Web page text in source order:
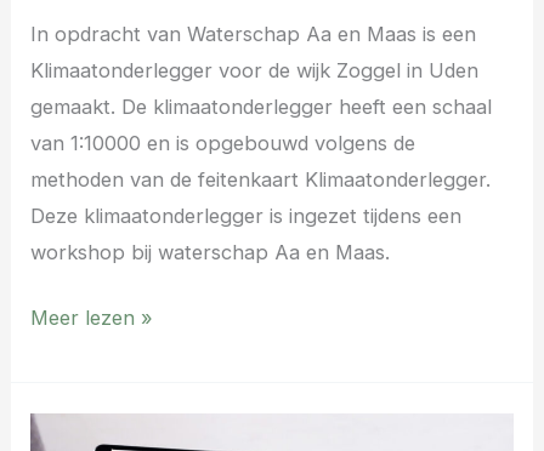
In opdracht van Waterschap Aa en Maas is een
Klimaatonderlegger voor de wijk Zoggel in Uden
gemaakt. De klimaatonderlegger heeft een schaal
van 1:10000 en is opgebouwd volgens de
methoden van de feitenkaart Klimaatonderlegger.
Deze klimaatonderlegger is ingezet tijdens een
workshop bij waterschap Aa en Maas.
Meer lezen »
Klimaatonderlegger